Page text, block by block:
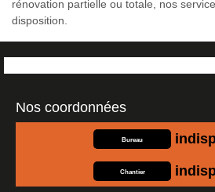
rénovation partielle ou totale, nos
disposition.
Nos coordonnées
Bureau
Chantier